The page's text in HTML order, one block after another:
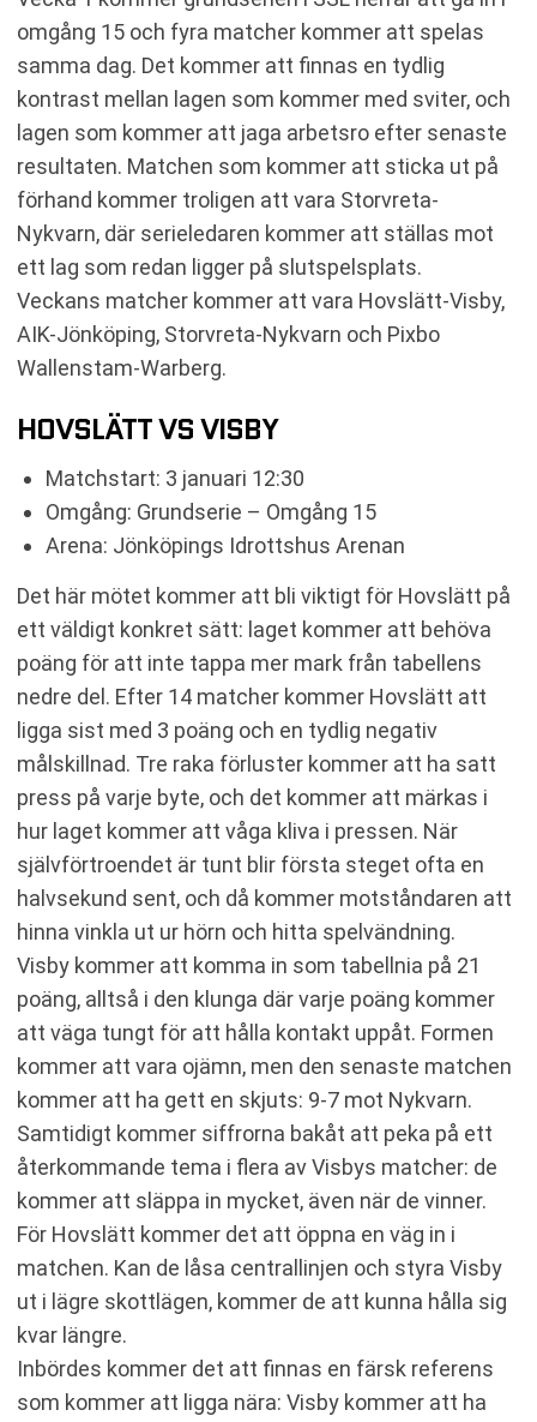
omgång 15 och fyra matcher kommer att spelas
samma dag. Det kommer att finnas en tydlig
kontrast mellan lagen som kommer med sviter, och
lagen som kommer att jaga arbetsro efter senaste
resultaten. Matchen som kommer att sticka ut på
förhand kommer troligen att vara Storvreta-
Nykvarn, där serieledaren kommer att ställas mot
ett lag som redan ligger på slutspelsplats.
Veckans matcher kommer att vara Hovslätt-Visby,
AIK-Jönköping, Storvreta-Nykvarn och Pixbo
Wallenstam-Warberg.
HOVSLÄTT VS VISBY
Matchstart: 3 januari 12:30
Omgång: Grundserie – Omgång 15
Arena: Jönköpings Idrottshus Arenan
Det här mötet kommer att bli viktigt för Hovslätt på
ett väldigt konkret sätt: laget kommer att behöva
poäng för att inte tappa mer mark från tabellens
nedre del. Efter 14 matcher kommer Hovslätt att
ligga sist med 3 poäng och en tydlig negativ
målskillnad. Tre raka förluster kommer att ha satt
press på varje byte, och det kommer att märkas i
hur laget kommer att våga kliva i pressen. När
självförtroendet är tunt blir första steget ofta en
halvsekund sent, och då kommer motståndaren att
hinna vinkla ut ur hörn och hitta spelvändning.
Visby kommer att komma in som tabellnia på 21
poäng, alltså i den klunga där varje poäng kommer
att väga tungt för att hålla kontakt uppåt. Formen
kommer att vara ojämn, men den senaste matchen
kommer att ha gett en skjuts: 9-7 mot Nykvarn.
Samtidigt kommer siffrorna bakåt att peka på ett
återkommande tema i flera av Visbys matcher: de
kommer att släppa in mycket, även när de vinner.
För Hovslätt kommer det att öppna en väg in i
matchen. Kan de låsa centrallinjen och styra Visby
ut i lägre skottlägen, kommer de att kunna hålla sig
kvar längre.
Inbördes kommer det att finnas en färsk referens
som kommer att ligga nära: Visby kommer att ha